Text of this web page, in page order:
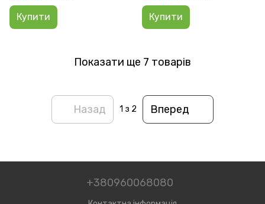
Купити Купити
Показати ще 7 товарів
Назад 1 з 2 Вперед
+380960068080